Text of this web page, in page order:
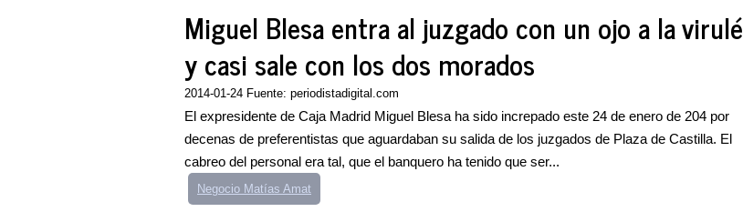
Miguel Blesa entra al juzgado con un ojo a la virulé
y casi sale con los dos morados
2014-01-24 Fuente: periodistadigital.com
El expresidente de Caja Madrid Miguel Blesa ha sido increpado este 24 de enero de 204 por
decenas de preferentistas que aguardaban su salida de los juzgados de Plaza de Castilla. El
cabreo del personal era tal, que el banquero ha tenido que ser...
Negocio Matías Amat